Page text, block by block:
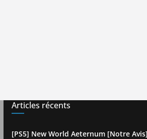
Articles récents
[PS5] New World Aeternum [Notre Avis]